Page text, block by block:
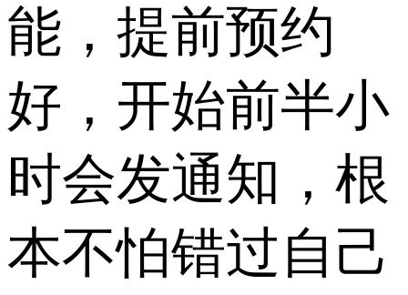
能，提前预约
好，开始前半小
时会发通知，根
本不怕错过自己